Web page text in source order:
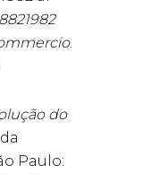
.
do
Paulo: